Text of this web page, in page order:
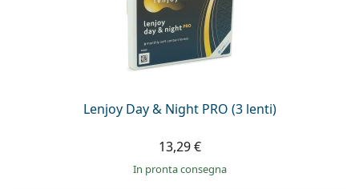
Lenjoy Day & Night PRO (3 lenti)
13,29 €
in pronta consegna